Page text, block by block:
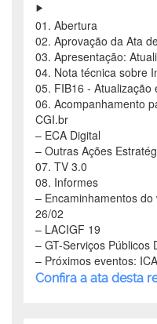
01. Abertura
02. Aprovação da Ata
03. Apresentação:
04. Nota técnica sobre
05. FIB16 - Atualização
06. Acompanhamento
CGI.br
– ECA Digital
– Outras Ações
07. TV 3.0
08. Informes
– Encaminhamentos
26/02
– LACIGF 19
– GT-Serviços Públicos
– Próximos eventos:
Confira a ata desta